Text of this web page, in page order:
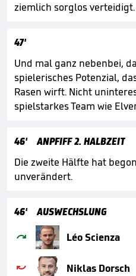
ziemlich sorglos verteidigt.
47'
Und mal ganz nebenbei,
spielerisches Potenzial,
Rasen wirft. Nicht
spielstarkes Team wie
46' ANPFIFF 2. HALBZEIT
Die zweite Hälfte hat
unverändert.
46' AUSWECHSLUNG
 Léo Scienza

Niklas Dorsch